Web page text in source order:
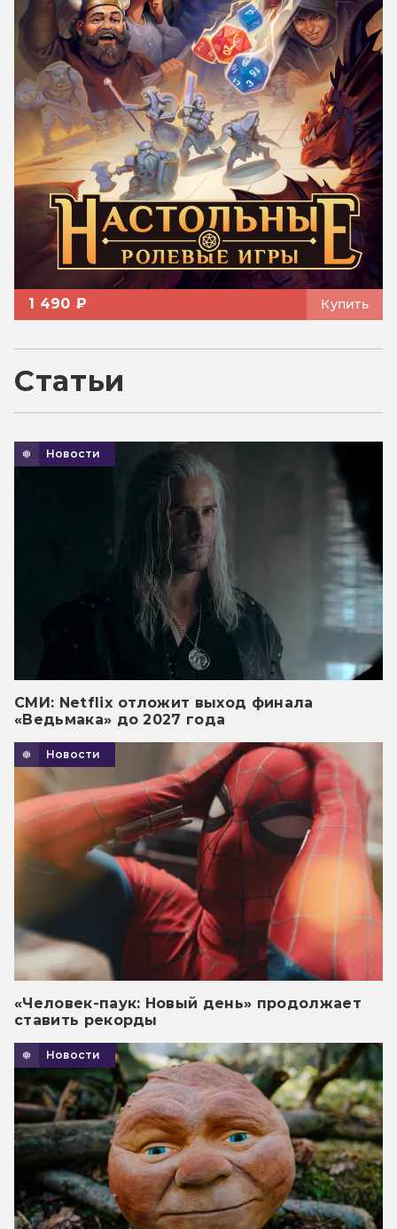
1 490 ₽ Купить
Статьи
Новости
СМИ: Netflix отложит выход финала
«Ведьмака» до 2027 года
Новости
«Человек-паук: Новый день» продолжает
ставить рекорды
Новости